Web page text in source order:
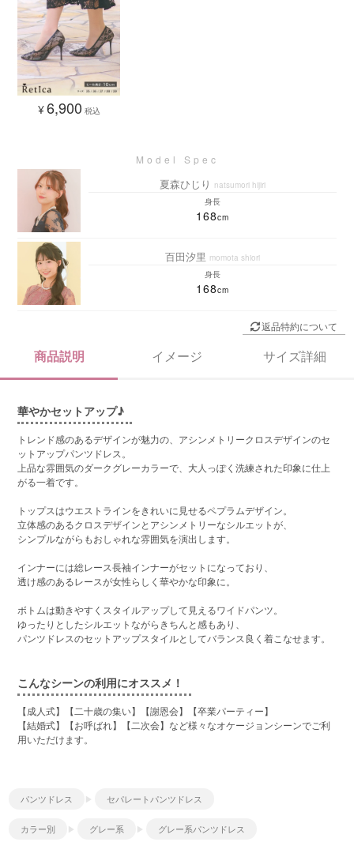
¥6,900 税込
夏森ひじり natsumori hijiri
身長
168
百田汐里 momota shiori
身長
168
返品特約について
商品説明 イメージ サイズ詳細
華やかセットアップ♪
トレンド感のあるデザインが魅力の、アシンメトリークロスデザインのセ
ットアップパンツドレス。
上品な雰囲気のダークグレーカラーで、大人っぽく洗練された印象に仕上
がる一着です。
トップスはウエストラインをきれいに見せるペプラムデザイン。
立体感のあるクロスデザインとアシンメトリーなシルエットが、
シンプルながらもおしゃれな雰囲気を演出します。
インナーには総レース長袖インナーがセットになっており、
透け感のあるレースが女性らしく華やかな印象に。
ボトムは動きやすくスタイルアップして見えるワイドパンツ。
ゆったりとしたシルエットながらきちんと感もあり、
パンツドレスのセットアップスタイルとしてバランス良く着こなせます。
こんなシーンの利用にオススメ！
【成人式】【二十歳の集い】【謝恩会】【卒業パーティー】
【結婚式】【お呼ばれ】【二次会】など様々なオケージョンシーンでご利
用いただけます。
パンツドレス セパレートパンツドレス
カラー別 グレー系 グレー系パンツドレス